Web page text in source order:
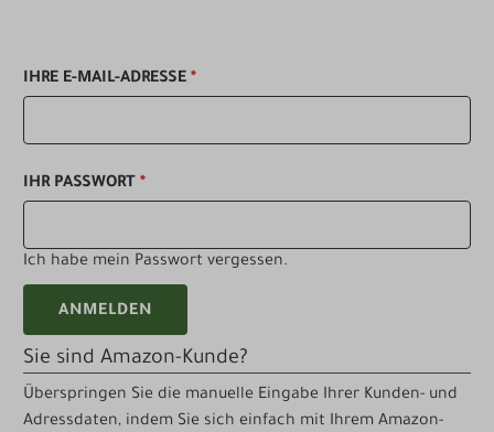
IHRE E-MAIL-ADRESSE *
IHR PASSWORT *
Ich habe mein Passwort vergessen.
ANMELDEN
Sie sind Amazon-Kunde?
Überspringen Sie die manuelle Eingabe Ihrer Kunden- und
Adressdaten, indem Sie sich einfach mit Ihrem Amazon-